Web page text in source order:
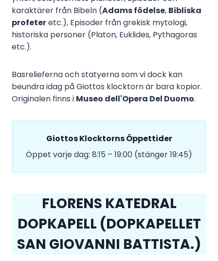
karaktärer från Bibeln (Adams födelse, Bibliska
profeteretc.), Episoder från grekisk mytologi,
historiska personer (Platon, Euklides, Pythagoras
etc.).
Basrelieferna och statyerna som vi dock kan
beundra idag på Giottos klocktorn är bara kopior.
Originalen finns i Museo dell'Opera Del Duomo.
Giottos Klocktorns Öppettider
Öppet varje dag: 8:15 – 19:00 (stänger 19:45)
FLORENS KATEDRAL
DOPKAPELL (DOPKAPELLET
SAN GIOVANNI BATTISTA.)